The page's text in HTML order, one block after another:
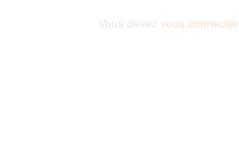
Vous devez vous connecter